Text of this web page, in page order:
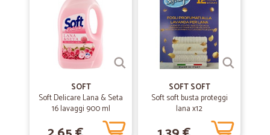
SOFT
Soft Delicare Lana & Seta
16 lavaggi 900 ml
SOFT SOFT
Soft soft busta proteggi
lana x12